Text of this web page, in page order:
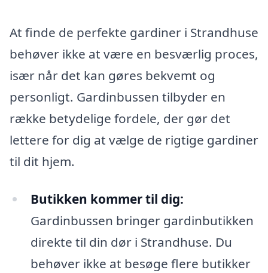
At finde de perfekte gardiner i Strandhuse
behøver ikke at være en besværlig proces,
især når det kan gøres bekvemt og
personligt. Gardinbussen tilbyder en
række betydelige fordele, der gør det
lettere for dig at vælge de rigtige gardiner
til dit hjem.
Butikken kommer til dig:
Gardinbussen bringer gardinbutikken
direkte til din dør i Strandhuse. Du
behøver ikke at besøge flere butikker